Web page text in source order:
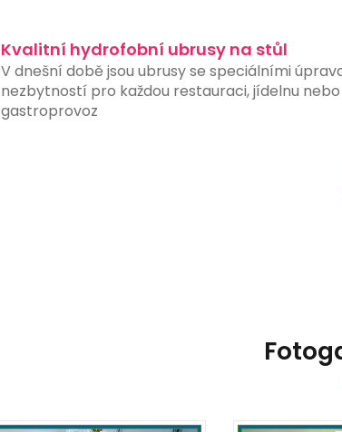
ručního zadávání čísel účtů, čímž snižuje riziko
a urychluje proces platby. Mnohé banky a
instituce nyní nabízejí možnost generování a
skenování QR kódů přímo ve svých aplikacích,
Kvalitní hydrofobní ubrusy na stůl
V dnešní době jsou ubrusy se speciálními
nezbytností pro každou restauraci, jídelnu nebo
gastroprovoz